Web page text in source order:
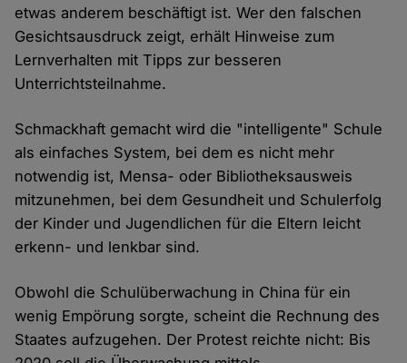
etwas anderem beschäftigt ist. Wer den falschen
Gesichtsausdruck zeigt, erhält Hinweise zum
Lernverhalten mit Tipps zur besseren
Unterrichtsteilnahme.
Schmackhaft gemacht wird die "intelligente" Schule
als einfaches System, bei dem es nicht mehr
notwendig ist, Mensa- oder Bibliotheksausweis
mitzunehmen, bei dem Gesundheit und Schulerfolg
der Kinder und Jugendlichen für die Eltern leicht
erkenn- und lenkbar sind.
Obwohl die Schulüberwachung in China für ein
wenig Empörung sorgte, scheint die Rechnung des
Staates aufzugehen. Der Protest reichte nicht: Bis